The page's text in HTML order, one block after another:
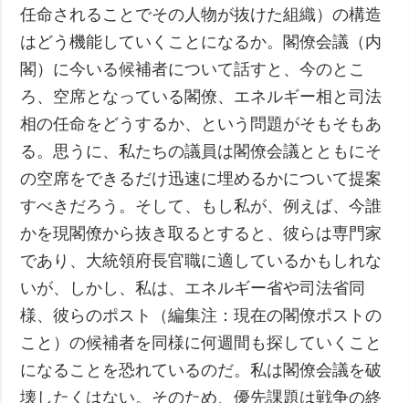
任命されることでその人物が抜けた組織）の構造
はどう機能していくことになるか。閣僚会議（内
閣）に今いる候補者について話すと、今のとこ
ろ、空席となっている閣僚、エネルギー相と司法
相の任命をどうするか、という問題がそもそもあ
る。思うに、私たちの議員は閣僚会議とともにそ
の空席をできるだけ迅速に埋めるかについて提案
すべきだろう。そして、もし私が、例えば、今誰
かを現閣僚から抜き取るとすると、彼らは専門家
であり、大統領府長官職に適しているかもしれな
いが、しかし、私は、エネルギー省や司法省同
様、彼らのポスト（編集注：現在の閣僚ポストの
こと）の候補者を同様に何週間も探していくこと
になることを恐れているのだ。私は閣僚会議を破
壊したくはない。そのため、優先課題は戦争の終